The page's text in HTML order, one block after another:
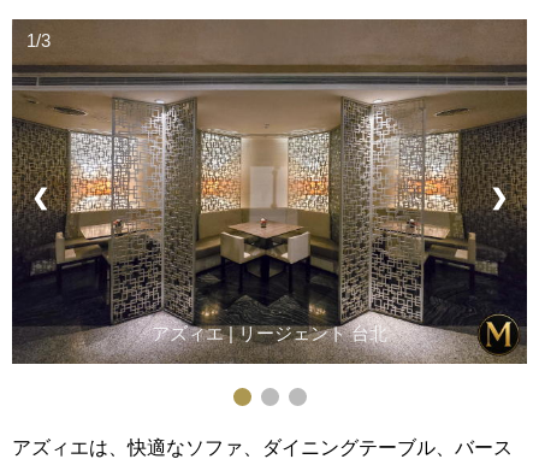
1/3
アズィエ | リージェント 台北
❮ ❯
アズィエは、快適なソファ、ダイニングテーブル、バース